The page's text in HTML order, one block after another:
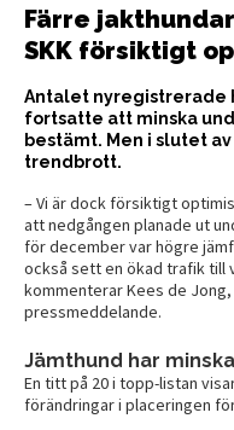
Färre
SKK försiktigt
Antalet nyregistrerade
fortsatte att minska
bestämt. Men i slutet
trendbrott.
– Vi är dock försiktigt
att nedgången planade ut
för december var högre
också sett en ökad trafik till
kommenterar Kees de
pressmeddelande.
Jämthund har
En titt på 20 i topp-listan
förändringar i placeringen